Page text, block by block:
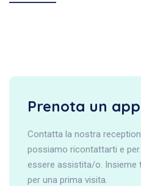
Prenota un
Contatta la nostra
possiamo ricontattarti e
essere assistita/o. Insieme
per una prima visita.